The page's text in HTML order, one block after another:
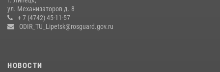
17 июля 2026, 12:26 5
ул. Механизаторов д. 8
+ 7 (4742) 45-11-57
ODIR_TU_Lipetsk@rosguard.gov.ru
НОВОСТИ